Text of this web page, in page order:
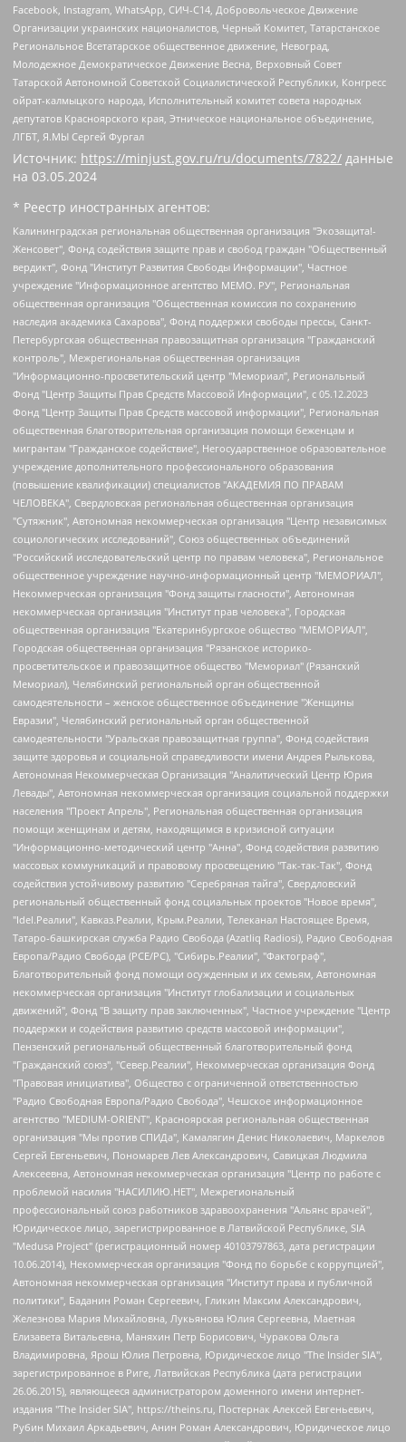
Facebook, Instagram, WhatsApp, СИЧ-С14, Добровольческое Движение
Организации украинских националистов, Черный Комитет, Татарстанское
Региональное Всетатарское общественное движение, Невоград,
Молодежное Демократическое Движение Весна, Верховный Совет
Татарской Автономной Советской Социалистической Республики, Конгресс
ойрат-калмыцкого народа, Исполнительный комитет совета народных
депутатов Красноярского края, Этническое национальное объединение,
ЛГБТ, Я.МЫ Сергей Фургал
Источник: https://minjust.gov.ru/ru/documents/7822/ данные
на 03.05.2024
* Реестр иностранных агентов:
Калининградская региональная общественная организация "Экозащита!-Женсовет", Фонд содействия защите прав и свобод граждан "Общественный вердикт", Фонд "Институт Развития Свободы Информации", Частное учреждение "Информационное агентство МЕМО. РУ", Региональная общественная организация "Общественная комиссия по сохранению наследия академика Сахарова", Фонд поддержки свободы прессы, Санкт-Петербургская общественная правозащитная организация "Гражданский контроль", Межрегиональная общественная организация "Информационно-просветительский центр "Мемориал", Региональный Фонд "Центр Защиты Прав Средств Массовой Информации", с 05.12.2023 Фонд "Центр Защиты Прав Средств массовой информации", Региональная общественная благотворительная организация помощи беженцам и мигрантам "Гражданское содействие", Негосударственное образовательное учреждение дополнительного профессионального образования (повышение квалификации) специалистов "АКАДЕМИЯ ПО ПРАВАМ ЧЕЛОВЕКА", Свердловская региональная общественная организация "Сутяжник", Автономная некоммерческая организация "Центр независимых социологических исследований", Союз общественных объединений "Российский исследовательский центр по правам человека", Региональное общественное учреждение научно-информационный центр "МЕМОРИАЛ", Некоммерческая организация "Фонд защиты гласности", Автономная некоммерческая организация "Институт прав человека", Городская общественная организация "Екатеринбургское общество "МЕМОРИАЛ", Городская общественная организация "Рязанское историко-просветительское и правозащитное общество "Мемориал" (Рязанский Мемориал), Челябинский региональный орган общественной самодеятельности – женское общественное объединение "Женщины Евразии", Челябинский региональный орган общественной самодеятельности "Уральская правозащитная группа", Фонд содействия защите здоровья и социальной справедливости имени Андрея Рылькова, Автономная Некоммерческая Организация "Аналитический Центр Юрия Левады", Автономная некоммерческая организация социальной поддержки населения "Проект Апрель", Региональная общественная организация помощи женщинам и детям, находящимся в кризисной ситуации "Информационно-методический центр "Анна", Фонд содействия развитию массовых коммуникаций и правовому просвещению "Так-так-Так", Фонд содействия устойчивому развитию "Серебряная тайга", Свердловский региональный общественный фонд социальных проектов "Новое время", "Idel.Реалии", Кавказ.Реалии, Крым.Реалии, Телеканал Настоящее Время, Татаро-башкирская служба Радио Свобода (Azatliq Radiosi), Радио Свободная Европа/Радио Свобода (PCE/PC), "Сибирь.Реалии", "Фактограф", Благотворительный фонд помощи осужденным и их семьям, Автономная некоммерческая организация "Институт глобализации и социальных движений", Фонд "В защиту прав заключенных", Частное учреждение "Центр поддержки и содействия развитию средств массовой информации", Пензенский региональный общественный благотворительный фонд "Гражданский союз", "Север.Реалии", Некоммерческая организация Фонд "Правовая инициатива", Общество с ограниченной ответственностью "Радио Свободная Европа/Радио Свобода", Чешское информационное агентство "MEDIUM-ORIENT", Красноярская региональная общественная организация "Мы против СПИДа", Камалягин Денис Николаевич, Маркелов Сергей Евгеньевич, Пономарев Лев Александрович, Савицкая Людмила Алексеевна, Автономная некоммерческая организация "Центр по работе с проблемой насилия "НАСИЛИЮ.НЕТ", Межрегиональный профессиональный союз работников здравоохранения "Альянс врачей", Юридическое лицо, зарегистрированное в Латвийской Республике, SIA "Medusa Project" (регистрационный номер 40103797863, дата регистрации 10.06.2014), Некоммерческая организация "Фонд по борьбе с коррупцией", Автономная некоммерческая организация "Институт права и публичной политики", Баданин Роман Сергеевич, Гликин Максим Александрович, Железнова Мария Михайловна, Лукьянова Юлия Сергеевна, Маетная Елизавета Витальевна, Маняхин Петр Борисович, Чуракова Ольга Владимировна, Ярош Юлия Петровна, Юридическое лицо "The Insider SIA", зарегистрированное в Риге, Латвийская Республика (дата регистрации 26.06.2015), являющееся администратором доменного имени интернет-издания "The Insider SIA", https://theins.ru, Постернак Алексей Евгеньевич, Рубин Михаил Аркадьевич, Анин Роман Александрович, Юридическое лицо Istories fonds, зарегистрированное в Латвийской Республике (регистрационный номер 50008295751, дата регистрации 24.02.2020), Великовский Дмитрий Александрович, Долинина Ирина Николаевна, Мароховская Алеся Алексеевна, Шлейнов Роман Юрьевич, Шмагун Олеся Валентиновна, Общество с ограниченной ответственностью "Альтаир 2021", Общество с ограниченной ответственностью "Вега 2021", Общество с ограниченной ответственностью "Главный редактор 2021", Общество с ограниченной ответственностью "Ромашки монолит", Важенков Артем Валерьевич, Ивановская областная общественная организация "Центр гендерных исследований", Гурман Юрий Альбертович, Медиапроект "ОВД-Инфо", Егоров Владимир Владимирович, Жилинский Владимир Александрович, Общество с ограниченной ответственностью "ЗП", Иванова София Юрьевна, Карезина Инна Павловна, Кильтау Екатерина Викторовна, Петров Алексей Викторович, Пискунов Сергей Евгеньевич, Смирнов Сергей Сергеевич, Тихонов Михаил Сергеевич, Общество с ограниченной ответственностью "ЖУРНАЛИСТ-ИНОСТРАННЫЙ АГЕНТ", Арапова Галина Юрьевна, Вольтская Татьяна Анатольевна, Американская компания "Mason G.E.S. Anonymous Foundation" (США), являющаяся владельцем интернет-издания https://mnews.world/, Компания "Stichting Bellingcat", зарегистрированная в Нидерландах (дата регистрации 11.07.2018), Захаров Андрей Вячеславович, Клепиковская Екатерина Дмитриевна, Общество с ограниченной ответственностью "МЕМО", Перл Роман Александрович, Симонов Евгений Алексеевич, Соловьева Елена Анатольевна, Сотников Даниил Владимирович, Сурначева Елизавета Дмитриевна, Автономная некоммерческая организация по защите прав человека и информированию населения "Якутия – Наше Мнение", Общество с ограниченной ответственностью "Москоу диджитал медиа", с 26.01.2023 Общество с ограниченной ответственностью "Чайка Белые сады", Ветошкина Валерия Валерьевна, Заговора Максим Александрович, Межрегиональное общественное движение "Российская ЛГБТ - сеть", Оленичев Максим Владимирович, Павлов Иван Юрьевич, Скворцова Елена Сергеевна, Общество с ограниченной ответственностью "Как бы инагент", Кочетков Игорь Викторович, Общество с ограниченной ответственностью "Честные выборы", Еланчик Олег Александрович, Общество с ограниченной ответственностью "Нобелевский призыв", Гималова Регина Эмилевна, Григорьев Андрей Валерьевич, Григорьева Алина Александровна, Ассоциация по содействию защите прав призывников, альтернативнослужащих и военнослужащих "Правозащитная группа "Гражданин.Армия.Право", Хисамова Регина Фаритовна, Автономная некоммерческая организация по реализации социально-правовых программ "Лилит", Дальневосточное общественное движение "Маяк", Санкт-Петербургская ЛГБТ-инициативная группа "Выход", Инициативная группа ЛГБТ+ "Реверс", Алексеев Андрей Викторович, Бекбулатова Таисия Львовна, Беляев Иван Михайлович, Владыкина Елена Сергеевна, Гельман Марат Александрович, Никульшина Вероника Юрьевна, Толоконникова Надежда Андреевна, Шендерович Виктор Анатольевич, Общество с ограниченной ответственностью "Данное сообщение", Общество с ограниченной ответственностью Издательский дом "Новая глава", Айнбиндер Александра Александровна, Московский комьюнити-центр для ЛГБТ+инициатив, Благотворительный фонд развития филантропии, Deutsche Welle (Германия, Kurt-Schumacher-Strasse 3, 53113 Bonn), Борзунова Мария Михайловна, Воробьев Виктор Викторович, Голубева Анна Львовна, Константинова Алла Михайловна, Малкова Ирина Владимировна, Мурадов Мурад Абдулгалимович, Осетинская Елизавета Николаевна, Понасенков Евгений Николаевич, Ганапольский Матвей Юрьевич, Киселев Евгений Алексеевич, Борухович Ирина Григорьевна, Дремин Иван Тимофеевич, Дубровский Дмитрий Викторович, Красноярская региональная общественная организация поддержки и развития альтернативных образовательных технологий и межкультурных коммуникаций "ИНТЕРРА", Маяковская Екатерина Алексеевна, Фейгин Марк Захарович, Филимонов Андрей Викторович, Дзугкоева Регина Николаевна, Доброхотов Роман Александрович, Дудь Юрий Александрович, Елкин Сергей Владимирович, Кругликов Кирилл Игоревич, Сабунаева Мария Леонидовна, Семенов Алексей Владимирович, Шаинян Карен Багратович, Шульман Екатерина Михайловна, Асафьев Артур Валерьевич, Вахштайн Виктор Семенович, Венедиктов Алексей Алексеевич, Лушникова Екатерина Евгеньевна, Волков Леонид Михайлович, Невзоров Александр Глебович, Пархоменко Сергей Борисович, Сироткин Ярослав Николаевич, Кара-Мурза Владимир Владимирович, Баранова Наталья Владимировна, Гозман Леонид Яковлевич, Кагарлицкий Борис Юльевич, Климарев Михаил Валерьевич, Милов Владимир Станиславович, Автономная некоммерческая организация Краснодарский центр современного искусства "Типография", Моргенштерн Алишер Тагирович, Соболь Любовь Эдуардовна, Общество с ограниченной ответственностью "ЛИЗА НОРМ", Каспаров Гарри Кимович, Ходорковский Михаил Борисович, Общество с ограниченной ответственностью "Апрельские тезисы", Данилович Ирина Брониславовна, Кашин Олег Владимирович, Петров Николай Владимирович, Пивоваров Алексей Владимирович, Соколов Михаил Владимирович, Цветкова Юлия Владимировна, Чичваркин Евгений Александрович, Комитет против пыток/Команда против пыток, Общество с ограниченной ответственностью "Первый научный", Общество с ограниченной ответственностью "Вертолет и ко", Белоцерковская Вероника Борисовна, Кац Максим Евгеньевич, Лазарева Татьяна Юрьевна, Шаведдинов Руслан Табризович, Яшин Илья Валерьевич, Общество с ограниченной ответственностью "Иноагент ААВ", Алешковский Дмитрий Петрович, Альбац Евгения Марковна, Быков Дмитрий Львович, Галямина Юлия Евгеньевна, Лойко Сергей Леонидович, Мартынов Кирилл Константинович, Медведев Сергей Александрович, Крашенинников Федор Геннадиевич, Гордеева Катерина Вл